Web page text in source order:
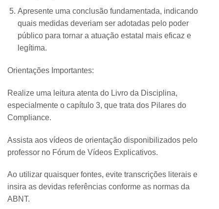
Apresente uma conclusão fundamentada, indicando
quais medidas deveriam ser adotadas pelo poder
público para tornar a atuação estatal mais eficaz e
legítima.
Orientações Importantes:
Realize uma leitura atenta do Livro da Disciplina,
especialmente o capítulo 3, que trata dos Pilares do
Compliance.
Assista aos vídeos de orientação disponibilizados pelo
professor no Fórum de Vídeos Explicativos.
Ao utilizar quaisquer fontes, evite transcrições literais e
insira as devidas referências conforme as normas da
ABNT.